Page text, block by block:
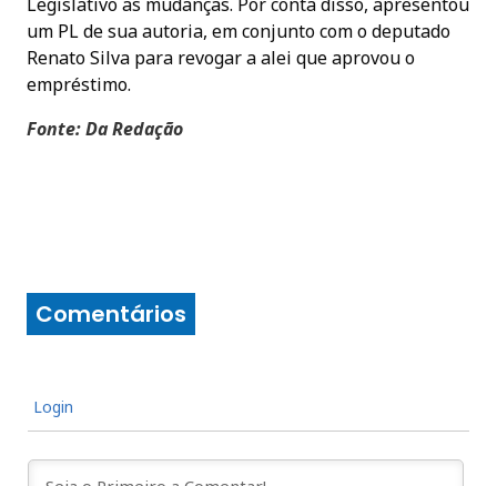
um PL de sua autoria, em conjunto com o deputado
Renato Silva para revogar a alei que aprovou o
empréstimo.
Fonte: Da Redação
Comentários
Login